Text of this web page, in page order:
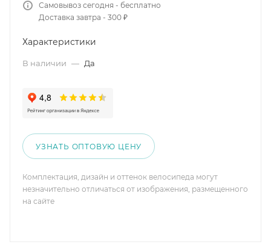
Самовывоз сегодня - бесплатно
Доставка завтра - 300 ₽
Характеристики
В наличии — Да
УЗНАТЬ ОПТОВУЮ ЦЕНУ
Комплектация, дизайн и оттенок велосипеда могут
незначительно отличаться от изображения, размещенного
на сайте